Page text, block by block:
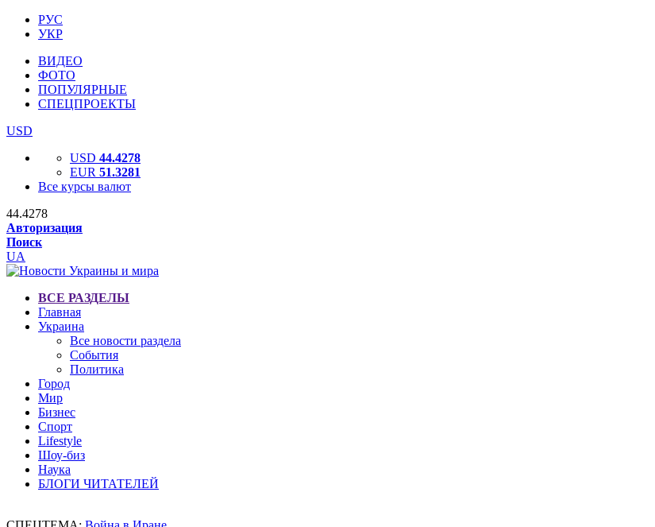
РУС
УКР
ВИДЕО
ФОТО
ПОПУЛЯРНЫЕ
СПЕЦПРОЕКТЫ
USD
USD 44.4278
EUR 51.3281
Все курсы валют
44.4278
Авторизация
Поиск
UA
ВСЕ РАЗДЕЛЫ
Главная
Украина
Все новости раздела
События
Политика
Город
Мир
Бизнес
Спорт
Lifestyle
Шоу-биз
Наука
БЛОГИ ЧИТАТЕЛЕЙ